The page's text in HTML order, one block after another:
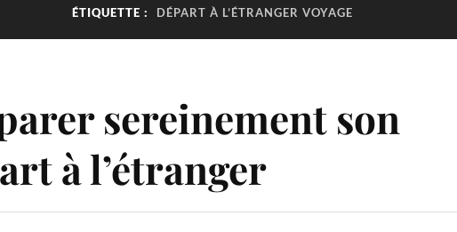
ÉTIQUETTE : DÉPART À L’ÉTRANGER VOYAGE
sereinement son
à l’étranger